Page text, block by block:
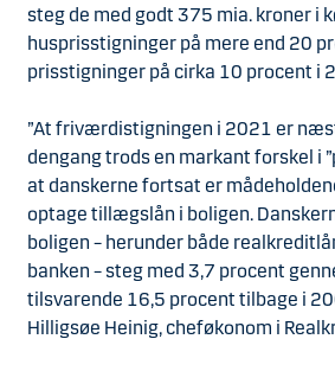
steg de med godt 375 mia. kroner i
husprisstigninger på mere end 20
prisstigninger på cirka 10 procent i
”At friværdistigningen i 2021 er
dengang trods en markant forskel i
at danskerne fortsat er
optage tillægslån i boligen.
boligen – herunder både
banken – steg med 3,7 procent
tilsvarende 16,5 procent tilbage i
Hilligsøe Heinig, cheføkonom i